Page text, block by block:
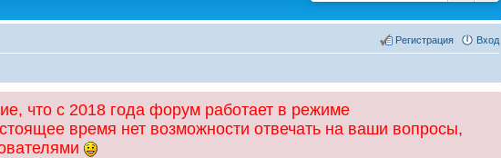
Вход
Регистрация
что с 2018 года форум работает в режиме
время нет возможности отвечать на ваши вопросы,